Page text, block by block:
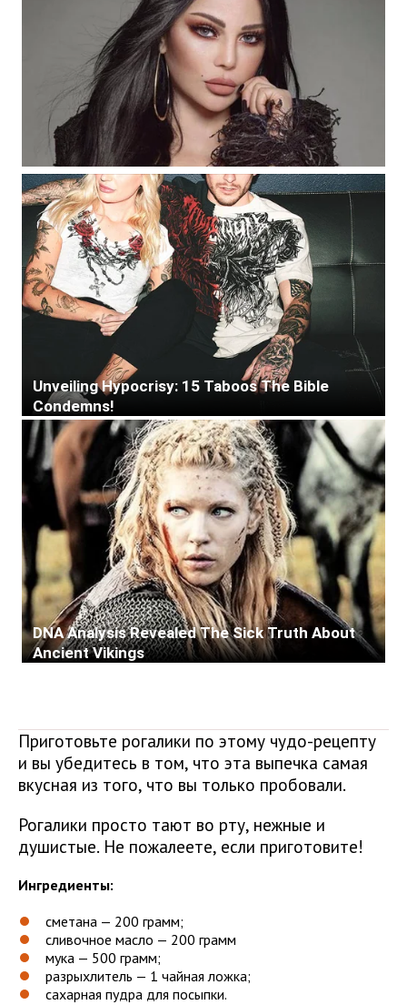
Приготовьте рогалики по этому чудо-рецепту
и вы убедитесь в том, что эта выпечка самая
вкусная из того, что вы только пробовали.
Рогалики просто тают во рту, нежные и
душистые. Не пожалеете, если приготовите!
Ингредиенты:
сметана — 200 грамм;
сливочное масло — 200 грамм
мука — 500 грамм;
разрыхлитель — 1 чайная ложка;
сахарная пудра для посыпки.